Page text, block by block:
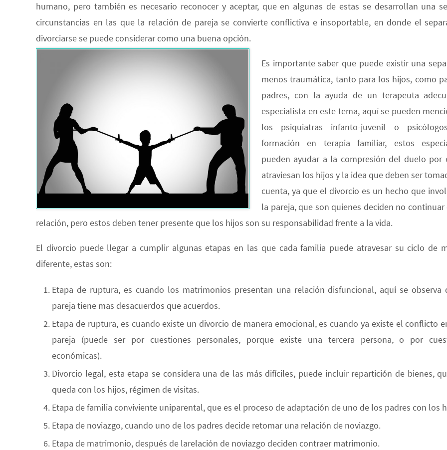
humano, pero también es necesario reconocer y aceptar, que en algunas de estas se desarrollan una
circunstancias en las que la relación de pareja se convierte conflictiva e insoportable, en donde el
divorciarse se puede considerar como una buena opción.
Es importante saber que puede existir una
menos traumática, tanto para los hijos, como
padres, con la ayuda de un terapeuta
especialista en este tema, aquí se pueden
los psiquiatras infanto-juvenil o
formación en terapia familiar, estos
pueden ayudar a la compresión del duelo por
atraviesan los hijos y la idea que deben ser
cuenta, ya que el divorcio es un hecho que
la pareja, que son quienes deciden no
relación, pero estos deben tener presente que los hijos son su responsabilidad frente a la vida.
El divorcio puede llegar a cumplir algunas etapas en las que cada familia puede atravesar su ciclo de
diferente, estas son:
Etapa de ruptura, es cuando los matrimonios presentan una relación disfuncional, aquí se observa
pareja tiene mas desacuerdos que acuerdos.
Etapa de ruptura, es cuando existe un divorcio de manera emocional, es cuando ya existe el conflicto
pareja (puede ser por cuestiones personales, porque existe una tercera persona, o por
económicas).
Divorcio legal, esta etapa se considera una de las más difíciles, puede incluir repartición de bienes,
queda con los hijos, régimen de visitas.
Etapa de familia conviviente uniparental, que es el proceso de adaptación de uno de los padres con los
Etapa de noviazgo, cuando uno de los padres decide retomar una relación de noviazgo.
Etapa de matrimonio, después de larelación de noviazgo deciden contraer matrimonio.